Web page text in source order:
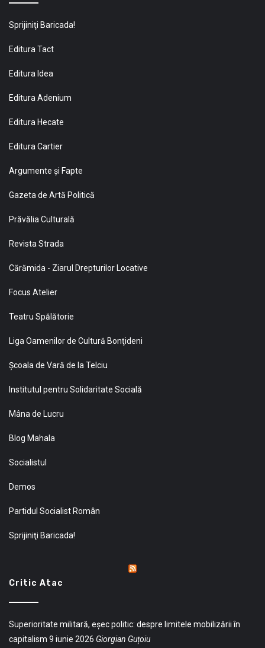
Sprijiniţi Baricada!
Editura Tact
Editura Idea
Editura Adenium
Editura Hecate
Editura Cartier
Argumente și Fapte
Gazeta de Artă Politică
Prăvălia Culturală
Revista Strada
Cărămida - Ziarul Drepturilor Locative
Focus Atelier
Teatru Spălătorie
Liga Oamenilor de Cultură Bonţideni
Şcoala de Vară de la Telciu
Institutul pentru Solidaritate Socială
Mâna de Lucru
Blog Mahala
Socialistul
Demos
Partidul Socialist Român
Sprijiniţi Baricada!
Critic Atac
Superioritate militară, eșec politic: despre limitele mobilizării în
capitalism 9 iunie 2026 Giorgian Guțoiu